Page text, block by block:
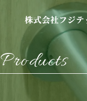
Products